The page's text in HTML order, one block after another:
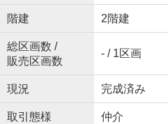
階建 2階建
総区画数 /
販売区画数
- / 1区画
現況 完成済み
取引態様 仲介